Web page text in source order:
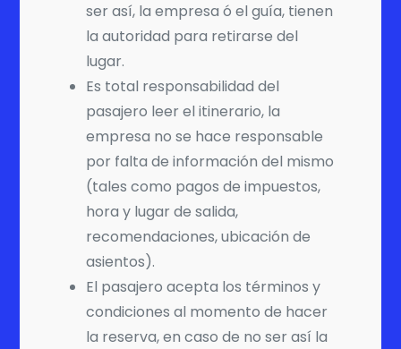
ser así, la empresa ó el guía, tienen
la autoridad para retirarse del
lugar.
Es total responsabilidad del
pasajero leer el itinerario, la
empresa no se hace responsable
por falta de información del mismo
(tales como pagos de impuestos,
hora y lugar de salida,
recomendaciones, ubicación de
asientos).
El pasajero acepta los términos y
condiciones al momento de hacer
la reserva, en caso de no ser así la